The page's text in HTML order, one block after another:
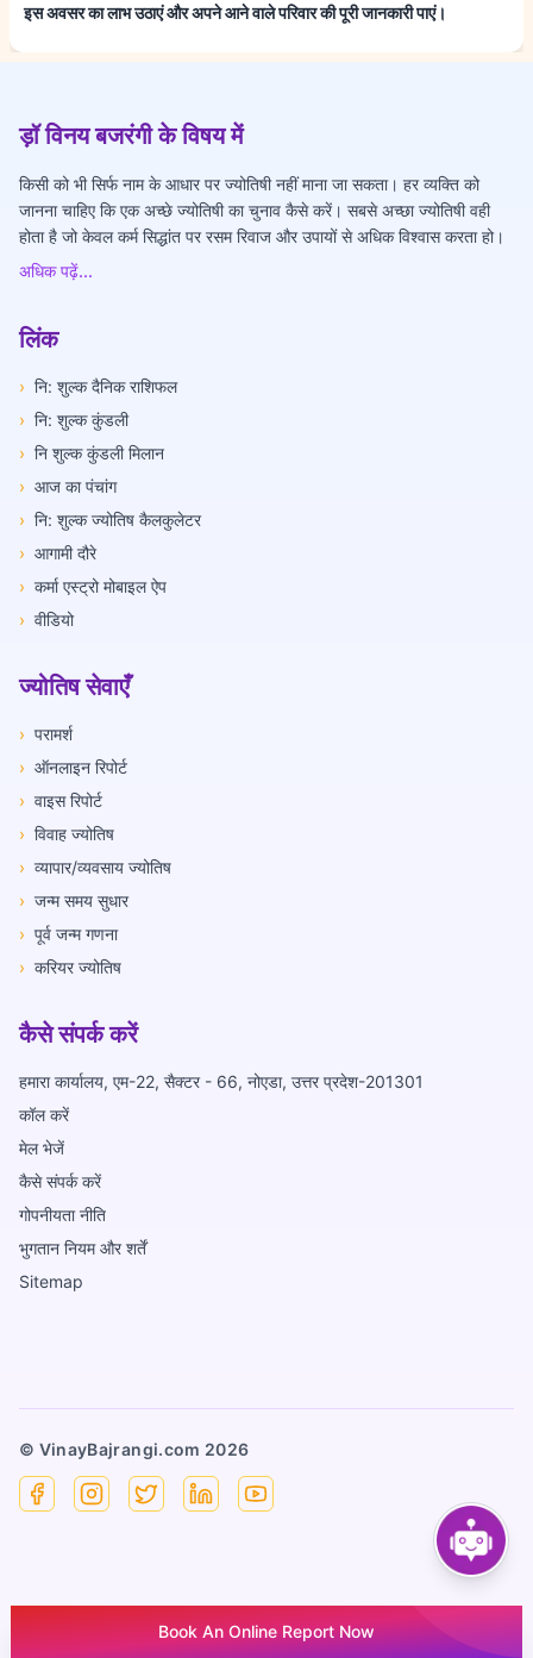
Book An Online Report Now
इस अवसर का लाभ उठाएं और अपने आने वाले परिवार की पूरी जानकारी पाएं।
ड़ॉ विनय बजरंगी के विषय में
किसी को भी सिर्फ नाम के आधार पर ज्योतिषी नहीं माना जा सकता। हर व्यक्ति को
जानना चाहिए कि एक अच्छे ज्योतिषी का चुनाव कैसे करें। सबसे अच्छा ज्योतिषी वही
होता है जो केवल कर्म सिद्धांत पर रसम रिवाज और उपायों से अधिक विश्वास करता हो।
अधिक पढ़ें...
लिंक
› नि: शुल्क दैनिक राशिफल
› नि: शुल्क कुंडली
› नि शुल्क कुंडली मिलान
› आज का पंचांग
› नि: शुल्क ज्योतिष कैलकुलेटर
› आगामी दौरे
› कर्मा एस्ट्रो मोबाइल ऐप
› वीडियो
ज्योतिष सेवाएँ
› परामर्श
› ऑनलाइन रिपोर्ट
› वाइस रिपोर्ट
› विवाह ज्योतिष
› व्यापार/व्यवसाय ज्योतिष
› जन्म समय सुधार
› पूर्व जन्म गणना
› करियर ज्योतिष
कैसे संपर्क करें
हमारा कार्यालय, एम-22, सैक्टर - 66, नोएडा, उत्तर प्रदेश-201301
कॉल करें
मेल भेजें
कैसे संपर्क करें
गोपनीयता नीति
भुगतान नियम और शर्तें
Sitemap
© VinayBajrangi.com 2026
FacebookInstagram
X LinkedinYouTube